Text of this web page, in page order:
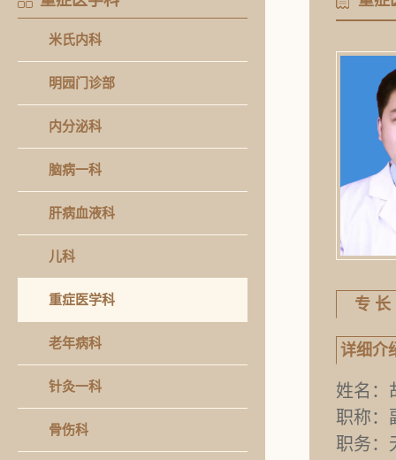
米氏内科
明园门诊部
内分泌科
脑病一科
肝病血液科
儿科
重症医学科
老年病科
针灸一科
骨伤科
专 长
详细介
姓名：
职称：
职务：